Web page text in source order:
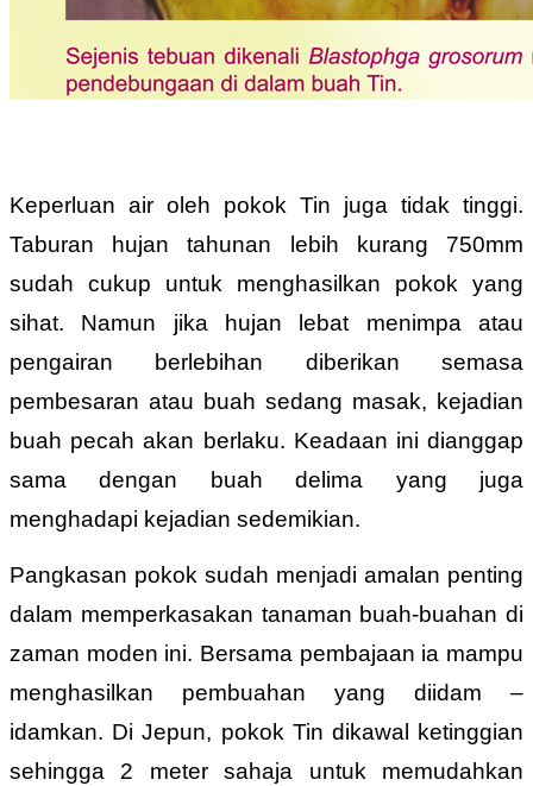
Keperluan air oleh pokok Tin juga tidak tinggi.
Taburan hujan tahunan lebih kurang 750mm
sudah cukup untuk menghasilkan pokok yang
sihat. Namun jika hujan lebat menimpa atau
pengairan berlebihan diberikan semasa
pembesaran atau buah sedang masak, kejadian
buah pecah akan berlaku. Keadaan ini dianggap
sama dengan buah delima yang juga
menghadapi kejadian sedemikian.
Pangkasan pokok sudah menjadi amalan penting
dalam memperkasakan tanaman buah-buahan di
zaman moden ini. Bersama pembajaan ia mampu
menghasilkan pembuahan yang diidam –
idamkan. Di Jepun, pokok Tin dikawal ketinggian
sehingga 2 meter sahaja untuk memudahkan